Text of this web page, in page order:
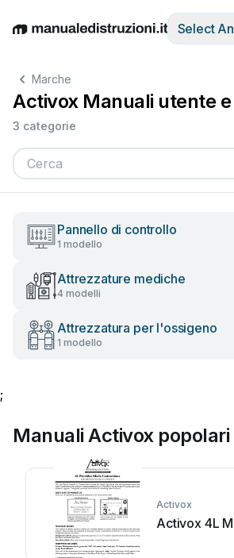
EnglishDeutschEspañolItaliano
Select
Marche
Activox Manuali utente
3 categorie
Pannello di controllo
1 modello
Attrezzature mediche
4 modelli
Attrezzatura per l'ossigeno
1 modello
;
Manuali Activox popolari
Activox
Activox 4L